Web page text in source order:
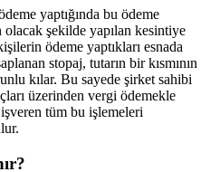
yaptığında bu ödeme
şekilde yapılan kesintiye
ödeme yaptıkları esnada
stopaj, tutarın bir kısmının
kılar. Bu sayede şirket sahibi
üzerinden vergi ödemekle
tüm bu işlemeleri